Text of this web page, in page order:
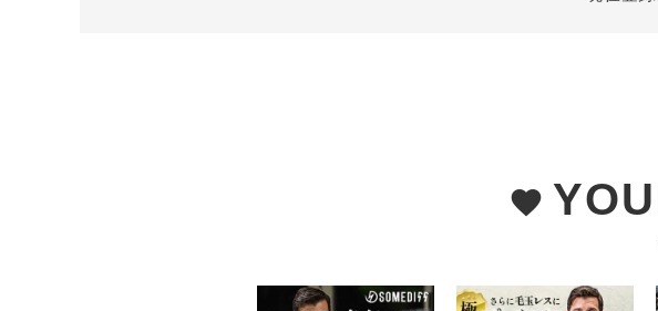
favorite